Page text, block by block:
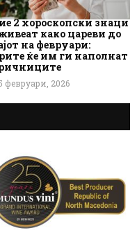
2 хороскопски знаци
како цареви до
на февруари:
ќе им ги наполнат
февруари, 2026